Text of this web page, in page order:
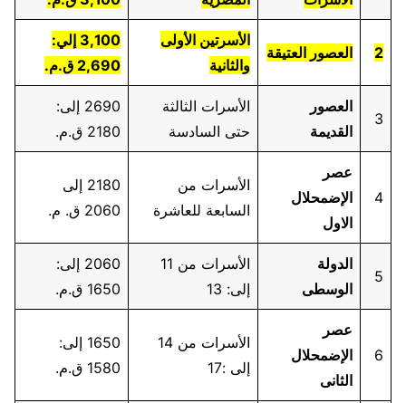
2 العصور العتيقة
الأسرتين الأولى
والثانية
3,100 إلي:
2,690 ق.م.
3
العصور
القديمة
الأسرات الثالثة
حتى السادسة
2690 إلى:
2180 ق.م.
4
عصر
الإضمحلال
الاول
الأسرات من
السابعة للعاشرة
2180 إلى
2060 ق. م.
5
الدولة
الوسطى
الأسرات من 11
إلى: 13
2060 إلى:
1650 ق.م.
6
عصر
الإضمحلال
الثانى
الأسرات من 14
إلى :17
1650 إلى:
1580 ق.م.